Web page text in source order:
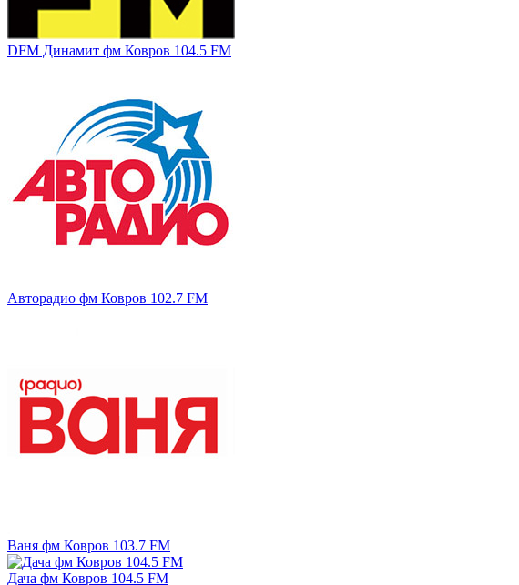
DFM Динамит фм Ковров 104.5 FM
Авторадио фм Ковров 102.7 FM
Ваня фм Ковров 103.7 FM
Дача фм Ковров 104.5 FM